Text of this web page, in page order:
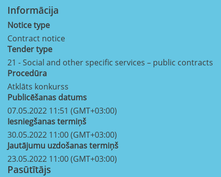
Informācija
Notice type
Contract notice
Tender type
21 - Social and other specific services – public contracts
Procedūra
Atklāts konkurss
Publicēšanas datums
07.05.2022 11:51 (GMT+03:00)
Iesniegšanas termiņš
30.05.2022 11:00 (GMT+03:00)
Jautājumu uzdošanas termiņš
23.05.2022 11:00 (GMT+03:00)
Pasūtītājs